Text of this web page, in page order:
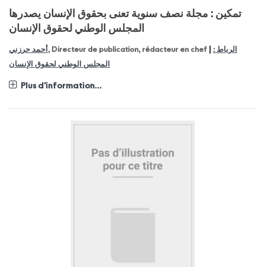
تمكين : مجلة نصف سنوية تعنى بحقوق الإنسان يصدرها
المجلس الوطني لحقوق الإنسان
أحمد حرزني , Directeur de publication, rédacteur en chef
الرباط :
المجلس الوطني لحقوق الإنسان
Plus d'information...